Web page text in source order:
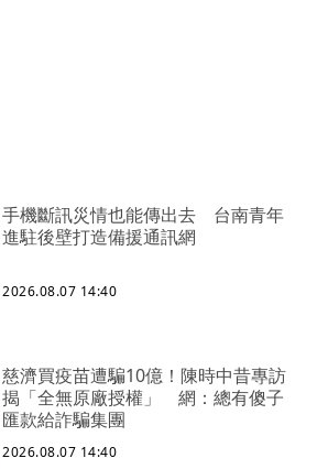
手機斷訊災情也能傳出去 台南青年
進駐後壁打造備援通訊網
2026.08.07 14:40
慈濟買疫苗遭騙10億！陳時中昔專訪
揭「全無原廠授權」 網：總有傻子
匯款給詐騙集團
2026.08.07 14:40